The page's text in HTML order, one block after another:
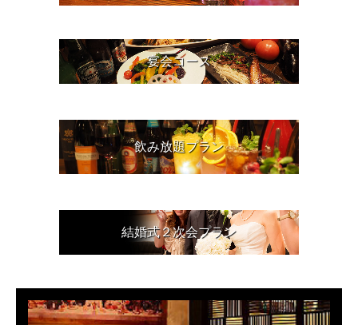
宴会コース
飲み放題プラン
結婚式２次会プラン